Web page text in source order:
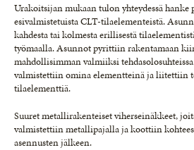
Urakoitsijan mukaan tulon yhteydessä hanke
esivalmistetuista CLT-tilaelementeistä.
kahdesta tai kolmesta erillisestä
työmaalla. Asunnot pyrittiin rakentamaan
mahdollisimman valmiiksi
valmistettiin omina elementteinä ja liitettiin
tilaelementtiä.
Suuret metallirakenteiset viherseinäkkeet,
valmistettiin metallipajalla ja koottiin
asennusten jälkeen.